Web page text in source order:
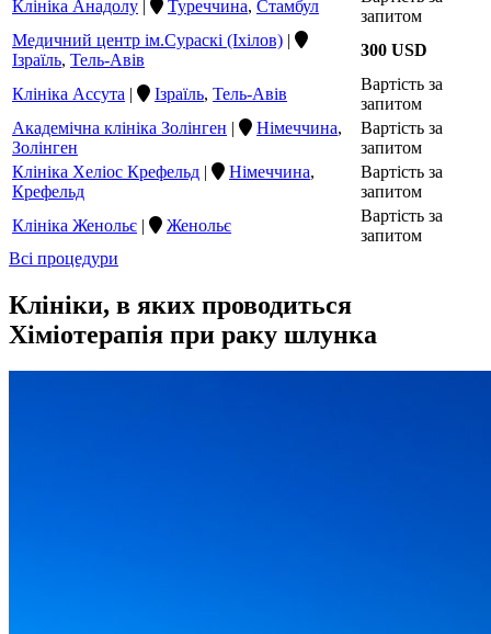
Клініка Анадолу | Туреччина, Стамбул
запитом
Медичний центр ім.Сураскі (Іхілов) |
Ізраїль, Тель-Авів
300 USD
Клініка Ассута | Ізраїль, Тель-Авів
Вартість за
запитом
Академічна клініка Золінген | Німеччина,
Золінген
Вартість за
запитом
Клініка Хеліос Крефельд | Німеччина,
Крефельд
Вартість за
запитом
Клініка Женольє | Женольє
Вартість за
запитом
Всі процедури
Клініки, в яких проводиться
Хіміотерапія при раку шлунка